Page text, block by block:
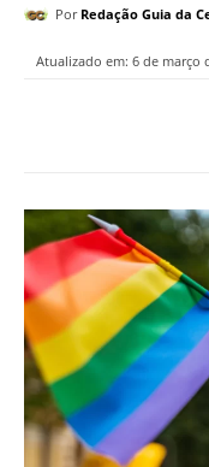
Por Redação Guia da
Atualizado em: 6 de março